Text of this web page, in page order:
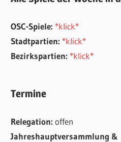
OSC-Spiele: *klick*
Stadtpartien: *klick*
Bezirkspartien: *klick*
Termine
Relegation:offen
Jahreshauptversammlung &